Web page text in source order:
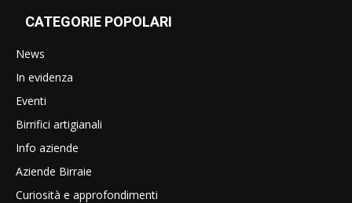
CATEGORIE POPOLARI
News
In evidenza
Eventi
Birrifici artigianali
Info aziende
Aziende Birraie
Curiosità e approfondimenti